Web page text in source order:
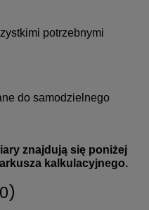
potrzebnymi
do samodzielnego
znajdują się poniżej
kalkulacyjnego.